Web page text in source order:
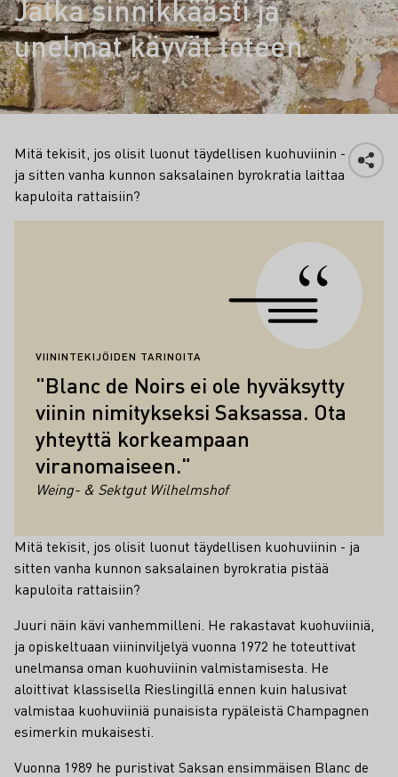
Jatka sinnikkäästi ja
unelmat käyvät toteen
Mitä tekisit, jos olisit luonut täydellisen kuohuviinin -
ja sitten vanha kunnon saksalainen byrokratia laittaa
kapuloita rattaisiin?
Lainaukset
VIININTEKIJÖIDEN TARINOITA
"Blanc de Noirs ei ole hyväksytty
viinin nimitykseksi Saksassa. Ota
yhteyttä korkeampaan
viranomaiseen."
Weing- & Sektgut Wilhelmshof
Mitä tekisit, jos olisit luonut täydellisen kuohuviinin - ja
sitten vanha kunnon saksalainen byrokratia pistää
kapuloita rattaisiin?
Juuri näin kävi vanhemmilleni. He rakastavat kuohuviiniä,
ja opiskeltuaan viininviljelyä vuonna 1972 he toteuttivat
unelmansa oman kuohuviinin valmistamisesta. He
aloittivat klassisella Rieslingillä ennen kuin halusivat
valmistaa kuohuviiniä punaisista rypäleistä Champagnen
esimerkin mukaisesti.
Vuonna 1989 he puristivat Saksan ensimmäisen Blanc de